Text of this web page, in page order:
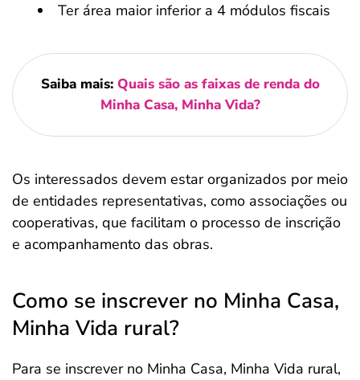
Ter área maior inferior a 4 módulos fiscais
Saiba mais: Quais são as faixas de renda do
Minha Casa, Minha Vida?
Os interessados devem estar organizados por meio
de entidades representativas, como associações ou
cooperativas, que facilitam o processo de inscrição
e acompanhamento das obras.
Como se inscrever no Minha Casa,
Minha Vida rural?
Para se inscrever no Minha Casa, Minha Vida rural,